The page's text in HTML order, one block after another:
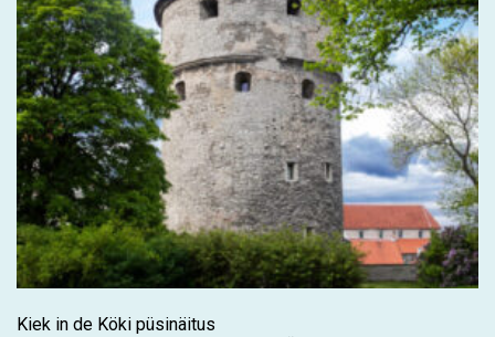
Kiek in de Köki püsinäitus